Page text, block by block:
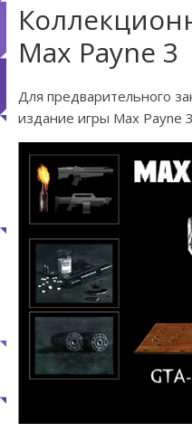
Max Payne 3
Для предварительного
издание игры Max Payne